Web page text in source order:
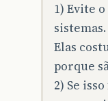
1) Evite
sistemas.
Elas
porque
2) Se